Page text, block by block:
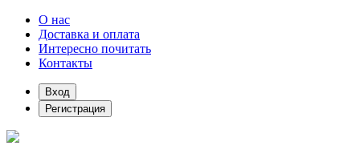
О нас
Доставка и оплата
Интересно почитать
Контакты
Вход
Регистрация